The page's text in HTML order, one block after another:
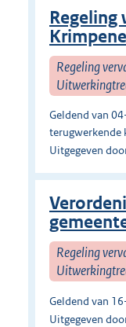
Regeling
Geldend van
terugwerkende
Uitgegeven
Regeling
Geldend van
Uitgegeven